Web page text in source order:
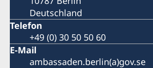
Deutschland
Telefon
+49 (0) 30 50 50 60
E-Mail
ambassaden.berlin(a)gov.se